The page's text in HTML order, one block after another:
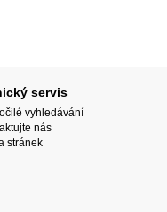
servis
vyhledávání
nás
stránek